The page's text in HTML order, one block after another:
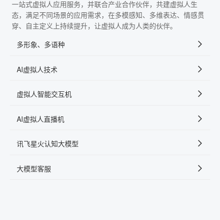
一站式虚拟人应用服务，并联合产业合作伙伴，共建虚拟人生
态，满足不同场景的应用需求，在多模感知、多维表达、情感贯
穿、自主定义上持续提升，让虚拟人成为人类的伙伴。
多形象、多语种
AI虚拟人技术
虚拟人智能交互机
AI虚拟人直播机
讯飞星火认知大模型
大模型客服